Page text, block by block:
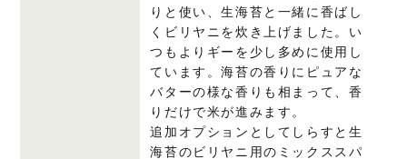
りと使い、生海苔と一緒に香ばし
くビリヤニを炊き上げました。い
つもよりギーを少し多めに使用し
ています。海苔の香りにピュアな
バターの様な香りも相まって、香
りだけで米が進みます。
追加オプションとしてしらすと生
海苔のビリヤニ用のミックススパ